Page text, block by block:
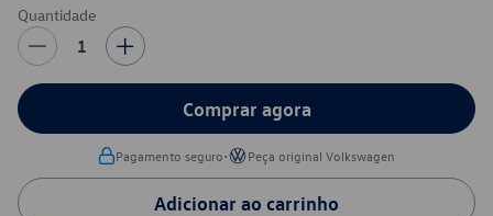
Quantidade
1
Comprar agora
Pagamento seguro• Peça original Volkswagen
Adicionar ao carrinho